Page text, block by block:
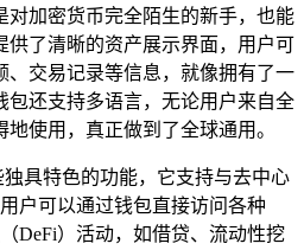
对加密货币完全陌生的新手，也能
供了清晰的资产展示界面，用户可
、交易记录等信息，就像拥有了一
包还支持多语言，无论用户来自全
使用，真正做到了全球通用。
独具特色的功能，它支持与去中心
户可以通过钱包直接访问各种
DeFi）活动，如借贷、流动性挖